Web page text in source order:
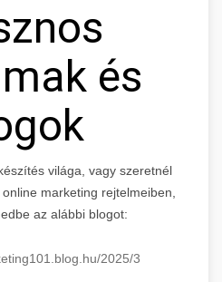
és
világa, vagy szeretnél
marketing rejtelmeiben,
az alábbi blogot:
2025/3